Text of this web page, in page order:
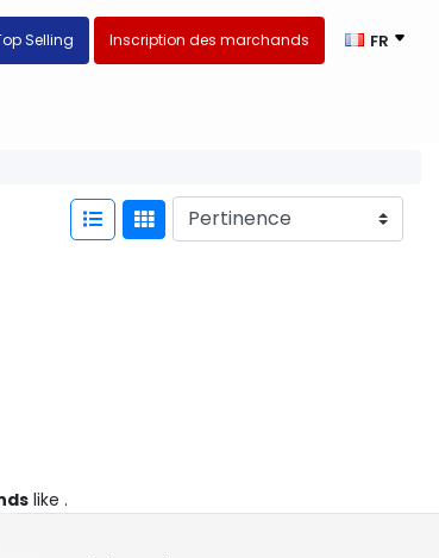
Selling Inscription des marchands FR
like .